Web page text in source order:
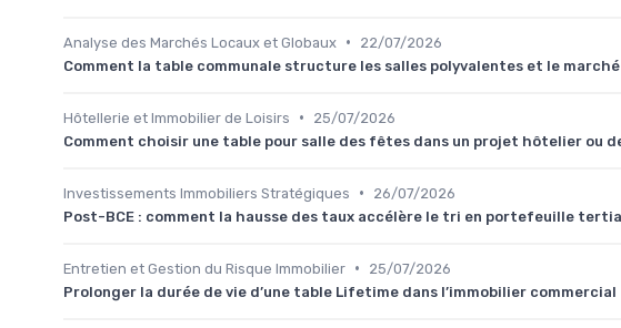
Analyse des Marchés Locaux et Globaux •
22/07/2026
Comment la table communale structure les salles polyvalentes et le
Hôtellerie et Immobilier de Loisirs •
25/07/2026
Comment choisir une table pour salle des fêtes dans un projet hôtelier ou
Investissements Immobiliers Stratégiques •
26/07/2026
Post-BCE : comment la hausse des taux accélère le tri en portefeuille
Entretien et Gestion du Risque Immobilier •
25/07/2026
Prolonger la durée de vie d’une table Lifetime dans l’immobilier commercial